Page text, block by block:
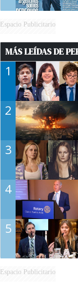
Espacio Publicitario
MÁS LEÍDAS DE
1
2
3
4
5
Espacio Publicitario